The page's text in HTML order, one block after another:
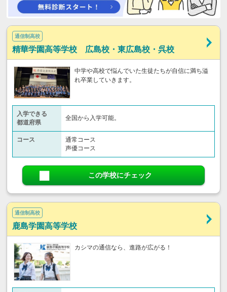
通信制高校
精華学園高等学校 広島校・東広島校・呉校
中学や高校で悩んでいた生徒たちが自信に満ち溢
れ卒業していきます。
入学できる
都道府県
全国から入学可能。
コース
通常コース
声優コース
この学校にチェック
通信制高校
鹿島学園高等学校
カシマの通信なら、進路が広がる！